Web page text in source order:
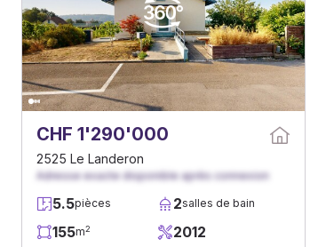
CHF 1'290'000
2525 Le Landeron
Adresse exacte disponible après connexion
5.5pièces 2salles de bain
155m2 2012